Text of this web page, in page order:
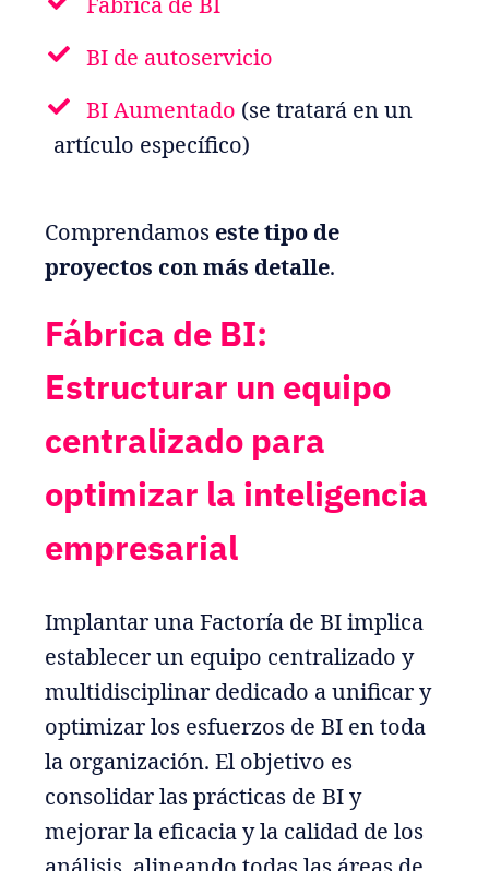
BI de autoservicio
BI Aumentado (se tratará en un
artículo específico)
Comprendamos este tipo de
proyectos con más detalle.
Fábrica de BI:
Estructurar un equipo
centralizado para
optimizar la inteligencia
empresarial
Implantar una Factoría de BI implica
establecer un equipo centralizado y
multidisciplinar dedicado a unificar y
optimizar los esfuerzos de BI en toda
la organización. El objetivo es
consolidar las prácticas de BI y
mejorar la eficacia y la calidad de los